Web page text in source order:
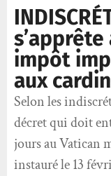
impôt
aux
Selon les
décret qui doit
jours au Vatican
instauré le 13